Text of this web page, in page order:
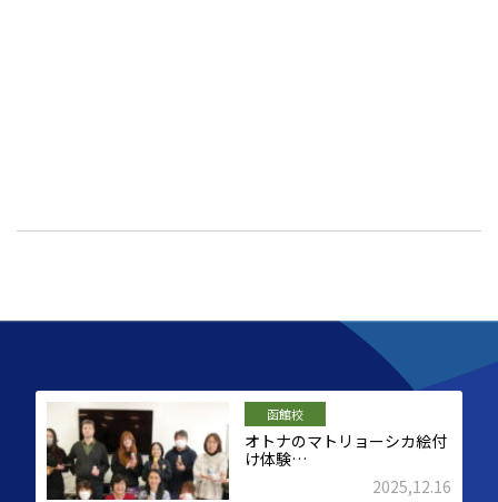
函館校
オトナのマトリョーシカ絵付
け体験…
2025,12.16